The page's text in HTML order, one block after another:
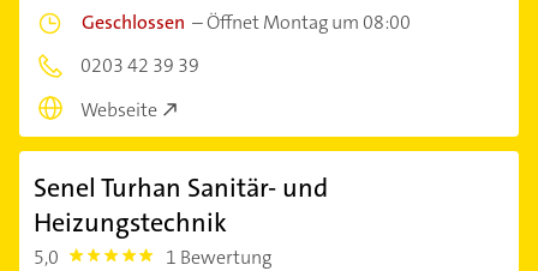
Geschlossen –Öffnet Montag um 08:00
0203 42 39 39
Webseite
Senel Turhan Sanitär- und
Heizungstechnik
5,0 5.0 1 Bewertung